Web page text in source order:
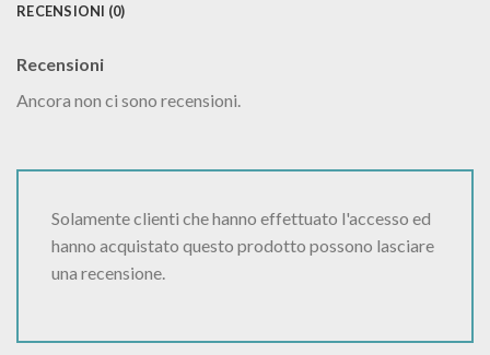
RECENSIONI (0)
Recensioni
Ancora non ci sono recensioni.
Solamente clienti che hanno effettuato l'accesso ed
hanno acquistato questo prodotto possono lasciare
una recensione.